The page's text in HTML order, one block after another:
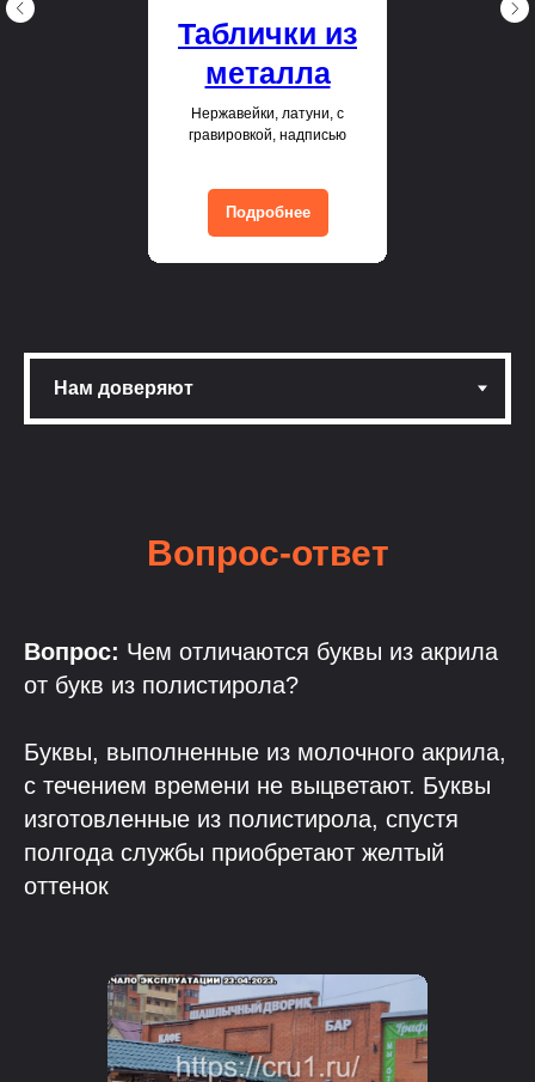
Таблички из
металла
Нержавейки, латуни, с
гравировкой, надписью
Подробнее
Вопрос-ответ
Вопрос: Чем отличаются буквы из акрила
от букв из полистирола?
Буквы, выполненные из молочного акрила,
с течением времени не выцветают. Буквы
изготовленные из полистирола, спустя
полгода службы приобретают желтый
оттенок